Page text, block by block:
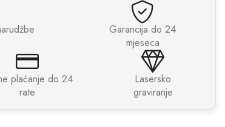
Garancija do 24
mjeseca
plaćanje do 24
rate
Lasersko
graviranje